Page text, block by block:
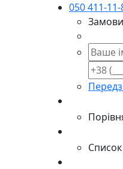
050 411-11-